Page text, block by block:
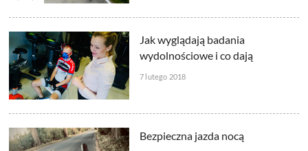
Jak wyglądają badania
wydolnościowe i co dają
7 lutego 2018
Bezpieczna jazda nocą